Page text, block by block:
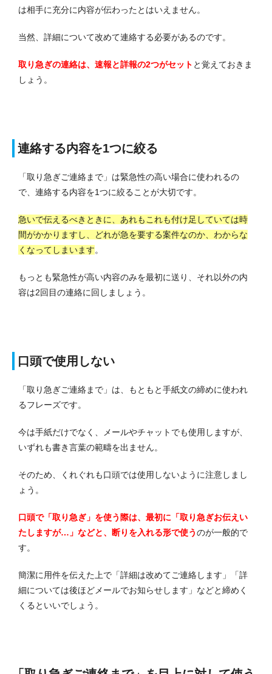
は相手に充分に内容が伝わったとはいえません。
当然、詳細について改めて連絡する必要があるのです。
取り急ぎの連絡は、速報と詳報の2つがセット と覚えておきま
しょう。
連絡する内容を1つに絞る
「取り急ぎご連絡まで」は緊急性の高い場合に使われるの
で、連絡する内容を1つに絞ることが大切です。
急いで伝えるべきときに、あれもこれも付け足していては時
間がかかりますし、どれが急を要する案件なのか、わからな
くなってしまいます。
もっとも緊急性が高い内容のみを最初に送り、それ以外の内
容は2回目の連絡に回しましょう。
口頭で使用しない
「取り急ぎご連絡まで」は、もともと手紙文の締めに使われ
るフレーズです。
今は手紙だけでなく、メールやチャットでも使用しますが、
いずれも書き言葉の範疇を出ません。
そのため、くれぐれも口頭では使用しないように注意しまし
ょう。
口頭で「取り急ぎ」を使う際は、最初に「取り急ぎお伝えい
たしますが…」などと、断りを入れる形で使うのが一般的で
す。
簡潔に用件を伝えた上で「詳細は改めてご連絡します」「詳
細については後ほどメールでお知らせします」などと締めく
くるといいでしょう。